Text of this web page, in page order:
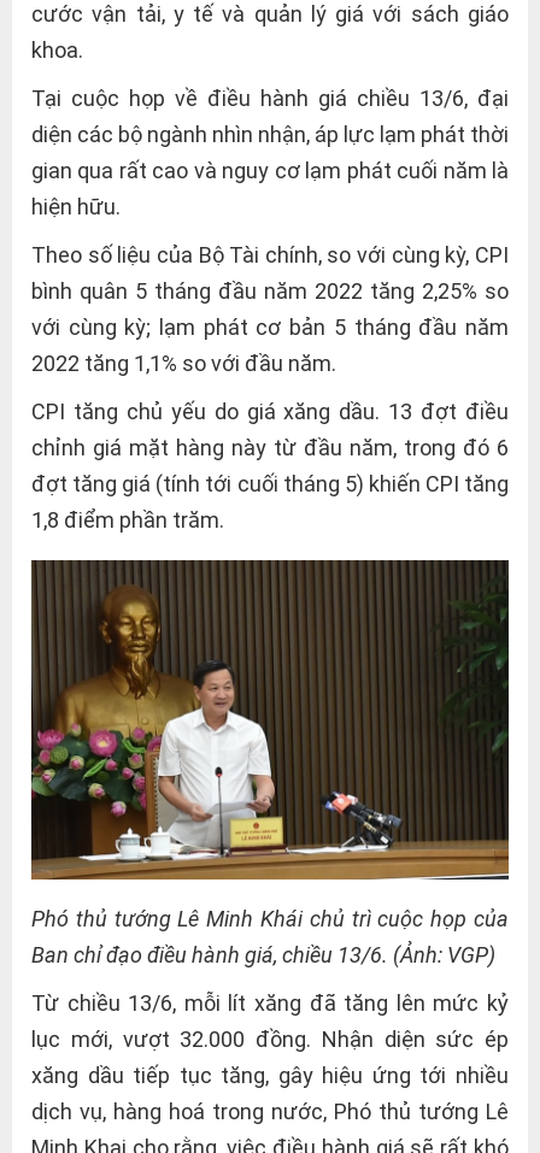
cước vận tải, y tế và quản lý giá với sách giáo
khoa.
Tại cuộc họp về điều hành giá chiều 13/6, đại
diện các bộ ngành nhìn nhận, áp lực lạm phát thời
gian qua rất cao và nguy cơ lạm phát cuối năm là
hiện hữu.
Theo số liệu của Bộ Tài chính, so với cùng kỳ, CPI
bình quân 5 tháng đầu năm 2022 tăng 2,25% so
với cùng kỳ; lạm phát cơ bản 5 tháng đầu năm
2022 tăng 1,1% so với đầu năm.
CPI tăng chủ yếu do giá xăng dầu. 13 đợt điều
chỉnh giá mặt hàng này từ đầu năm, trong đó 6
đợt tăng giá (tính tới cuối tháng 5) khiến CPI tăng
1,8 điểm phần trăm.
Phó thủ tướng Lê Minh Khái chủ trì cuộc họp của
Ban chỉ đạo điều hành giá, chiều 13/6. (Ảnh: VGP)
Từ chiều 13/6, mỗi lít xăng đã tăng lên mức kỷ
lục mới, vượt 32.000 đồng. Nhận diện sức ép
xăng dầu tiếp tục tăng, gây hiệu ứng tới nhiều
dịch vụ, hàng hoá trong nước, Phó thủ tướng Lê